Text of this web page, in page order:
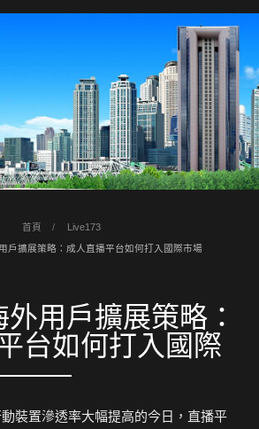
首頁
Live173
戶擴展策略：成人直播平台如何打入國際市場
外用戶擴展策略：
台如何打入國際
裝置滲透率大幅提高的今日，直播平